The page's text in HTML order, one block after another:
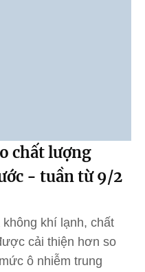
chất lượng
- tuần từ 9/2
khí lạnh, chất
cải thiện hơn so
ô nhiễm trung